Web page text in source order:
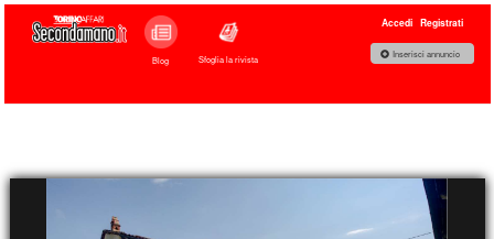
Blog Sfoglia la rivista
Accedi Registrati
Inserisci annuncio